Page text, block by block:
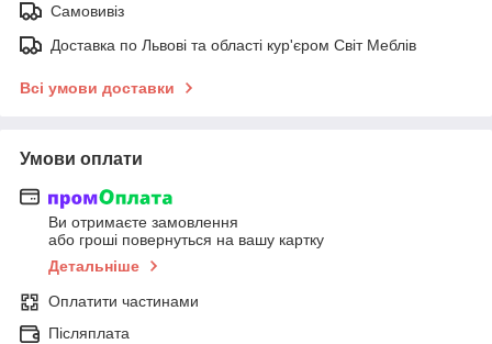
Самовивіз
Доставка по Львові та області кур'єром Світ Меблів
Всі умови доставки
Умови оплати
Ви отримаєте замовлення
або гроші повернуться на вашу картку
Детальніше
Оплатити частинами
Післяплата